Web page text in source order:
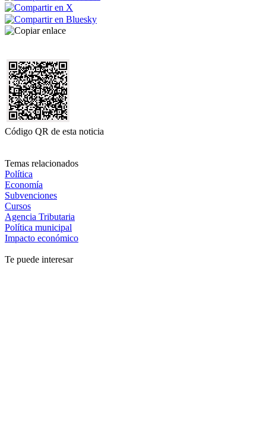
Código QR de esta noticia
Temas relacionados
Política
Economía
Subvenciones
Cursos
Agencia Tributaria
Política municipal
Impacto económico
Te puede interesar